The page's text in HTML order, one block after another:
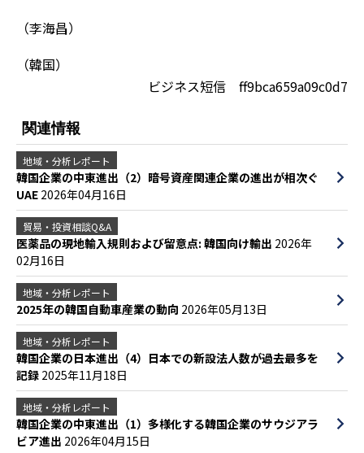
（李海昌）
（韓国）
ビジネス短信 ff9bca659a09c0d7
関連情報
地域・分析レポート
韓国企業の中東進出（2）暗号資産関連企業の進出が相次ぐ
UAE 2026年04月16日
貿易・投資相談Q&A
医薬品の現地輸入規則および留意点: 韓国向け輸出 2026年
02月16日
地域・分析レポート
2025年の韓国自動車産業の動向 2026年05月13日
地域・分析レポート
韓国企業の日本進出（4）日本での新設法人数が過去最多を
記録 2025年11月18日
地域・分析レポート
韓国企業の中東進出（1）多様化する韓国企業のサウジアラ
ビア進出 2026年04月15日